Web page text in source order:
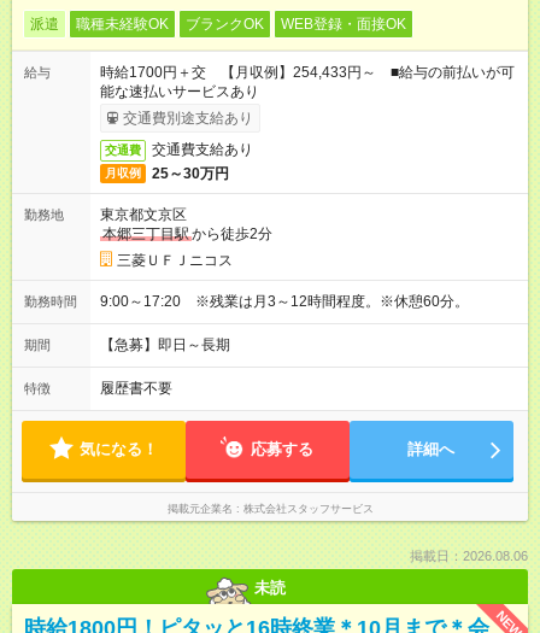
派遣 職種未経験OK ブランクOK WEB登録・面接OK
給与
時給1700円＋交 【月収例】254,433円～ ■給与の前払いが可
能な速払いサービスあり
交通費別途支給あり
交通費 交通費支給あり
月収例 25～30万円
勤務地
東京都文京区
本郷三丁目駅から徒歩2分
三菱ＵＦＪニコス
勤務時間 9:00～17:20 ※残業は月3～12時間程度。※休憩60分。
期間 【急募】即日～長期
特徴 履歴書不要
気になる！ 応募する 詳細へ
掲載元企業名 株式会社スタッフサービス
掲載日：2026.08.06
未読
NEW
時給1800円！ピタッと16時終業＊10月まで＊会